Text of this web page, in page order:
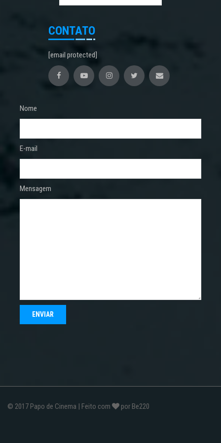
CONTATO
[email protected]
Nome
E-mail
Mensagem
© 2017 Papo de Cinema | Feito com por Be220